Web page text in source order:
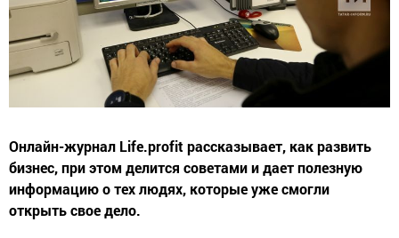
Онлайн-журнал Life.profit рассказывает, как развить
бизнес, при этом делится советами и дает полезную
информацию о тех людях, которые уже смогли
открыть свое дело.